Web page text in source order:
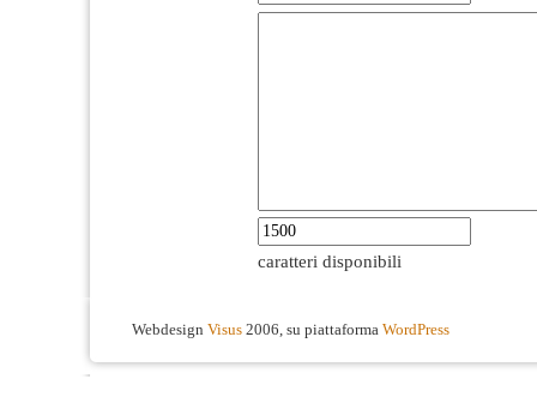
caratteri disponibili
Webdesign Visus 2006, su piattaforma WordPress